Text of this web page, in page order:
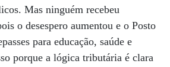
Mas ninguém recebeu
o desespero aumentou e o Posto
para educação, saúde e
porque a lógica tributária é clara